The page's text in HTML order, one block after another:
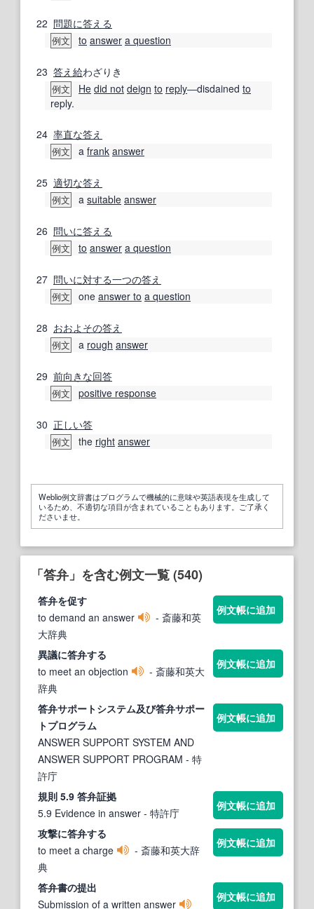
22 問題に答える
例文 to answer a question
23 答え 給わざりき
例文 He did not deign to reply―disdained to
reply.
24 率直な答え
例文 a frank answer
25 適切な答え
例文 a suitable answer
26 問いに答える
例文 to answer a question
27 問いに対する一つの答え
例文 one answer to a question
28 おおよその答え
例文 a rough answer
29 前向きな回答
例文 positive response
30 正しい答
例文 the right answer
Weblio例文辞書はプログラムで機械的に意味や英語表現を生成して
いるため、不適切な項目が含まれていることもあります。ご了承く
ださいませ。
「答弁」を含む例文一覧 (540)
答弁を促す
to demand an answer
- 斎藤和英
大辞典
例文帳に追加
異議に答弁する
to meet an objection
- 斎藤和英大
辞典
例文帳に追加
答弁サポートシステム及び答弁サポー
トプログラム
ANSWER SUPPORT SYSTEM AND
ANSWER SUPPORT PROGRAM - 特
許庁
例文帳に追加
規則 5.9 答弁証拠
5.9 Evidence in answer - 特許庁
例文帳に追加
攻撃に答弁する
to meet a charge
- 斎藤和英大辞
典
例文帳に追加
答弁書の提出
Submission of a written answer
例文帳に追加